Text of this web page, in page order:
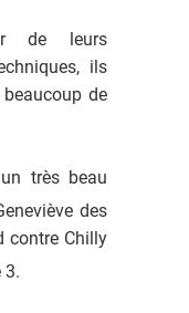
de leurs
ils
de
très beau
des
contre Chilly
3.